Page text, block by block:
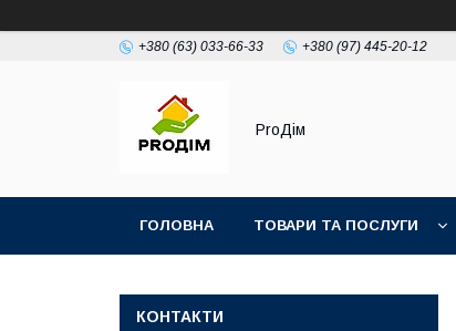
+380 (63) 033-66-33 +380 (97) 445-20-12
ProДім
ГОЛОВНА ТОВАРИ ТА ПОСЛУГИ
КОНТАКТИ